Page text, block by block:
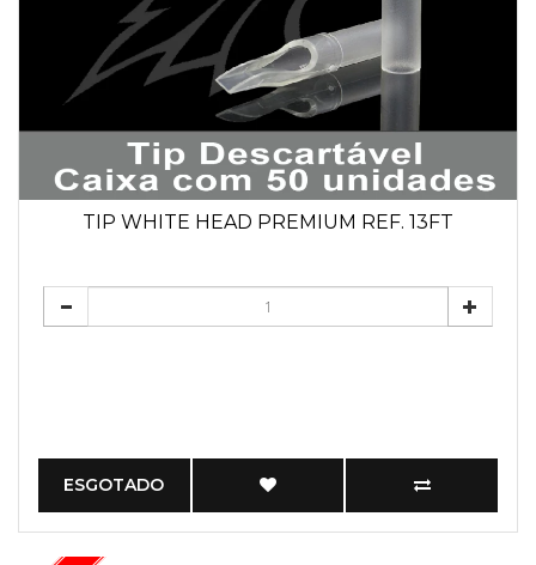
TIP WHITE HEAD PREMIUM REF. 13FT
ESGOTADO